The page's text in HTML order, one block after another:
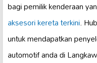
bagi pemilik kenderaan
aksesori kereta terkini.
untuk mendapatkan
automotif anda di